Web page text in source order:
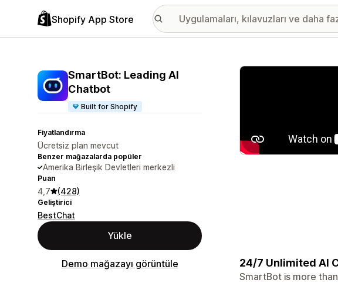
Shopify App Store
SmartBot: Leading AI
Chatbot
Built for Shopify
Fiyatlandırma
Ücretsiz plan mevcut
Benzer mağazalarda popüler
Amerika Birleşik Devletleri merkezli
Puan
4,7 (428)
Geliştirici
BestChat
Yükle
Demo mağazayı görüntüle
Öne çıkan görsel galerisi
24/7 Unlimited AI
SmartBot is more